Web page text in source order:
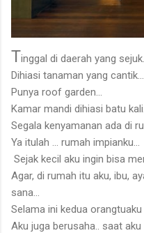
Tinggal di daerah yang
Dihiasi tanaman yang cantik...
Punya roof garden...
Kamar mandi dihiasi batu
Segala kenyamanan ada di
Ya itulah ... rumah impianku...
Sejak kecil aku ingin bisa
Agar, di rumah itu aku, ibu,
sana...
Selama ini kedua
Aku juga berusaha.. saat